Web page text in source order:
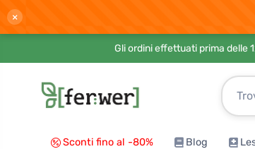
×
Gli ordini effettuati prima delle
Sconti fino al -80% Blog